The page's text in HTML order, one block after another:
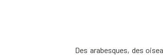
Des arabesques, des